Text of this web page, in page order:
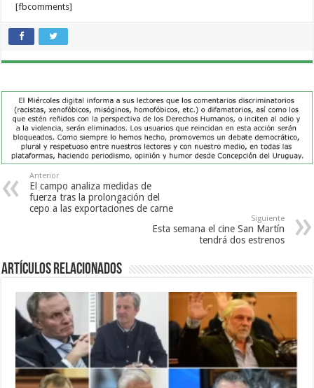
[fbcomments]
Anterior
El campo analiza medidas de
fuerza tras la prolongación del
cepo a las exportaciones de carne
Siguiente
Esta semana el cine San Martín
tendrá dos estrenos
Artículos Relacionados